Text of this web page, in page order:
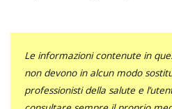
Le informazioni contenute in
non devono in alcun modo
professionisti della salute e